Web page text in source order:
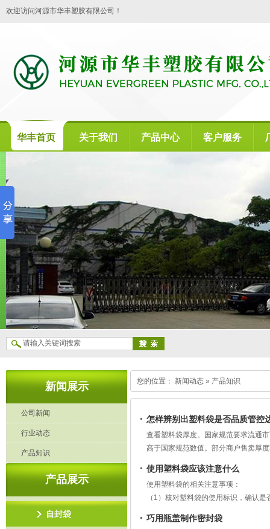
欢迎访问河源市华丰塑胶有限公司！
华丰首页 关于我们 产品中心 客户服务
新闻展示
公司新闻
行业动态
产品知识
产品展示
自封袋
您的位置： 新闻动态 » 产品知识
怎样辨别出塑料袋是否品质管控
查看塑料袋厚度。国家规范要求流通
高于国家规范数值。部分商户售卖厚
使用塑料袋应该注意什么
使用塑料袋的相关注意事项：
（1）核对塑料袋的使用标识，确认
（3）选用杂质占比低，强度表现合适
巧用瓶盖制作密封袋